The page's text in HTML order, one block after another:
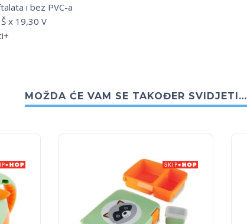
i bez PVC-a
x 19,30 V
MOŽDA ĆE VAM SE TAKOĐER SVIDJETI…